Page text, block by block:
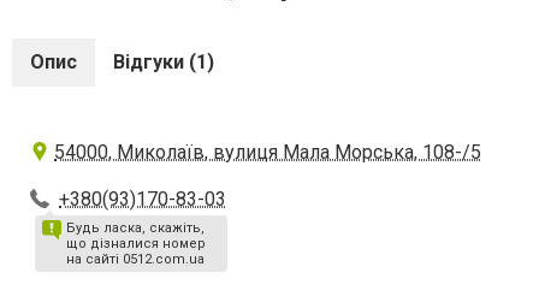
Опис Відгуки (1)
54000, Миколаїв, вулиця Мала Морська, 108-/5
+380(93)170-83-03
Будь ласка, скажіть,
що дізналися номер
на сайті 0512.com.ua